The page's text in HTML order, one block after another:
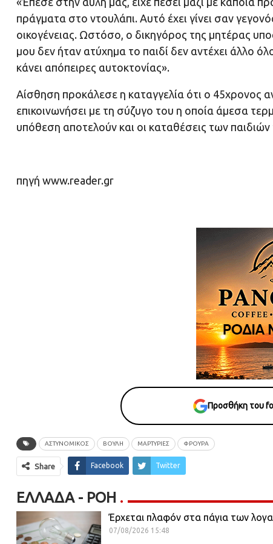
πράγματα στο ντουλάπι. Αυτό έχει γίνει σαν
οικογένειας. Ωστόσο, ο δικηγόρος της μητέρας
μου δεν ήταν ατύχημα το παιδί δεν αντέχει άλλο
κάνει απόπειρες αυτοκτονίας».
Αίσθηση προκάλεσε η καταγγελία ότι ο 45χρονος
επικοινωνήσει με τη σύζυγο του η οποία άμεσα
υπόθεση αποτελούν και οι καταθέσεις των
πηγή www.reader.gr
Προσθήκη του
ΑΣΤΥΝΟΜΙΚΟΣ ΒΟΥΛΗ ΜΑΡΤΥΡΙΕΣ ΦΡΟΥΡΑ
Share Facebook Twitter
ΕΛΛΆΔΑ - ΡΟΗ
Έρχεται πλαφόν στα πάγια των
07/08/2026 15:48